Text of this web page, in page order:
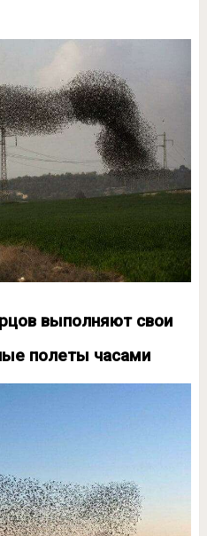
выполняют свои
полеты часами